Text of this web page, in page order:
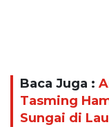
Baca Juga :
Tasming
Sungai di